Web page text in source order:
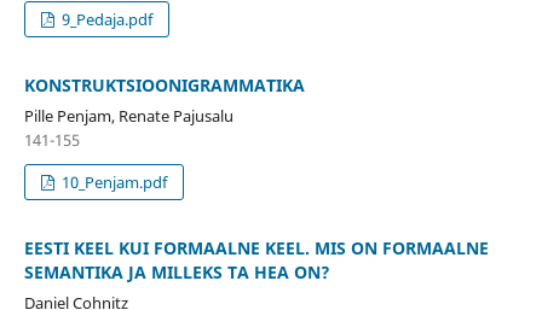
9_Pedaja.pdf
KONSTRUKTSIOONIGRAMMATIKA
Pille Penjam, Renate Pajusalu
141-155
10_Penjam.pdf
EESTI KEEL KUI FORMAALNE KEEL. MIS ON FORMAALNE
SEMANTIKA JA MILLEKS TA HEA ON?
Daniel Cohnitz